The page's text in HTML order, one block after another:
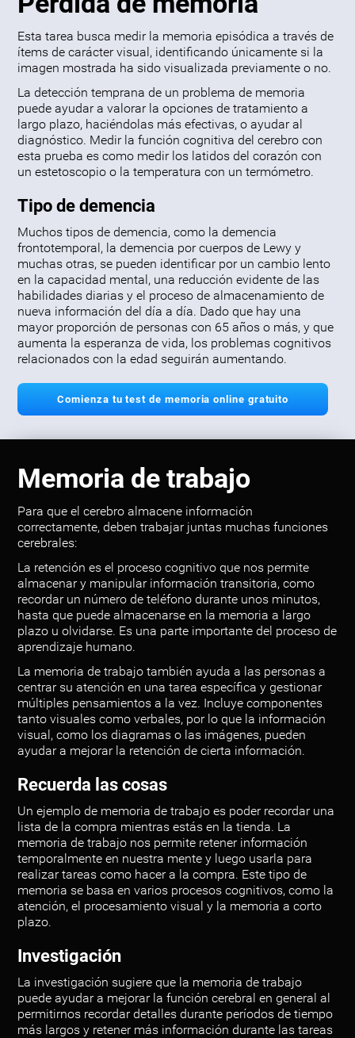
Esta tarea busca medir la memoria episódica a través de
ítems de carácter visual, identificando únicamente si la
imagen mostrada ha sido visualizada previamente o no.
La detección temprana de un problema de memoria
puede ayudar a valorar la opciones de tratamiento a
largo plazo, haciéndolas más efectivas, o ayudar al
diagnóstico. Medir la función cognitiva del cerebro con
esta prueba es como medir los latidos del corazón con
un estetoscopio o la temperatura con un termómetro.
Tipo de demencia
Muchos tipos de demencia, como la demencia
frontotemporal, la demencia por cuerpos de Lewy y
muchas otras, se pueden identificar por un cambio lento
en la capacidad mental, una reducción evidente de las
habilidades diarias y el proceso de almacenamiento de
nueva información del día a día. Dado que hay una
mayor proporción de personas con 65 años o más, y que
aumenta la esperanza de vida, los problemas cognitivos
relacionados con la edad seguirán aumentando.
Comienza tu test de memoria online gratuito
Memoria de trabajo
Para que el cerebro almacene información
correctamente, deben trabajar juntas muchas funciones
cerebrales:
La retención es el proceso cognitivo que nos permite
almacenar y manipular información transitoria, como
recordar un número de teléfono durante unos minutos,
hasta que puede almacenarse en la memoria a largo
plazo u olvidarse. Es una parte importante del proceso de
aprendizaje humano.
La memoria de trabajo también ayuda a las personas a
centrar su atención en una tarea específica y gestionar
múltiples pensamientos a la vez. Incluye componentes
tanto visuales como verbales, por lo que la información
visual, como los diagramas o las imágenes, pueden
ayudar a mejorar la retención de cierta información.
Recuerda las cosas
Un ejemplo de memoria de trabajo es poder recordar una
lista de la compra mientras estás en la tienda. La
memoria de trabajo nos permite retener información
temporalmente en nuestra mente y luego usarla para
realizar tareas como hacer a la compra. Este tipo de
memoria se basa en varios procesos cognitivos, como la
atención, el procesamiento visual y la memoria a corto
plazo.
Investigación
La investigación sugiere que la memoria de trabajo
puede ayudar a mejorar la función cerebral en general al
permitirnos recordar detalles durante períodos de tiempo
más largos y retener más información durante las tareas